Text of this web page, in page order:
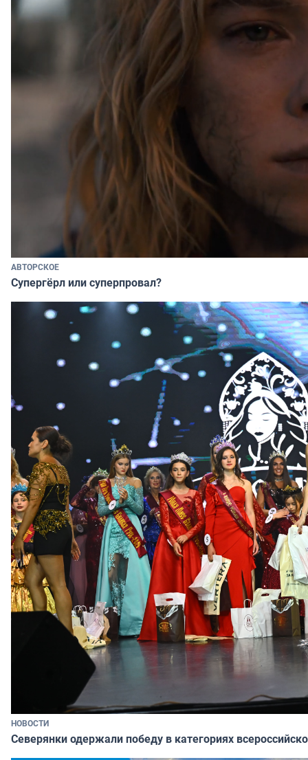
АВТОРСКОЕ
Супергёрл или суперпровал?
НОВОСТИ
Северянки одержали победу в категориях